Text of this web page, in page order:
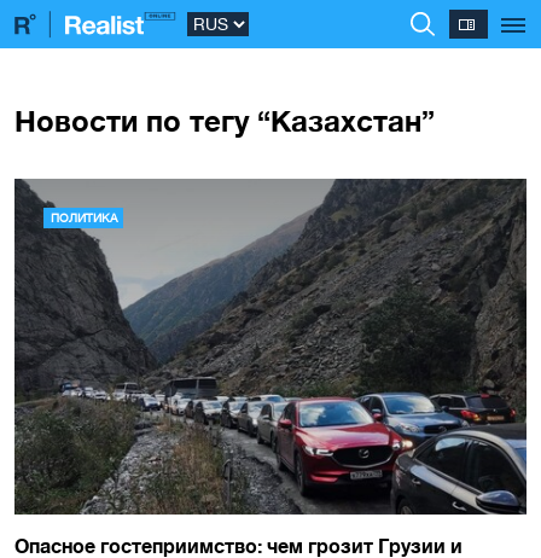
Новости по тегу “Казахстан”
ПОЛИТИКА
Опасное гостеприимство: чем грозит Грузии и